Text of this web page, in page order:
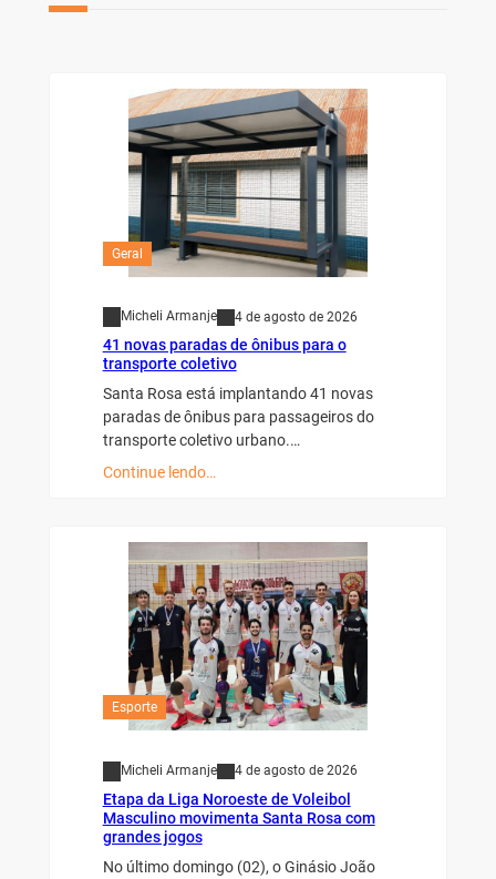
Geral
Micheli Armanje 4 de agosto de 2026
41 novas paradas de ônibus para o
transporte coletivo
Santa Rosa está implantando 41 novas
paradas de ônibus para passageiros do
transporte coletivo urbano.…
Continue lendo…
Esporte
Micheli Armanje 4 de agosto de 2026
Etapa da Liga Noroeste de Voleibol
Masculino movimenta Santa Rosa com
grandes jogos
No último domingo (02), o Ginásio João